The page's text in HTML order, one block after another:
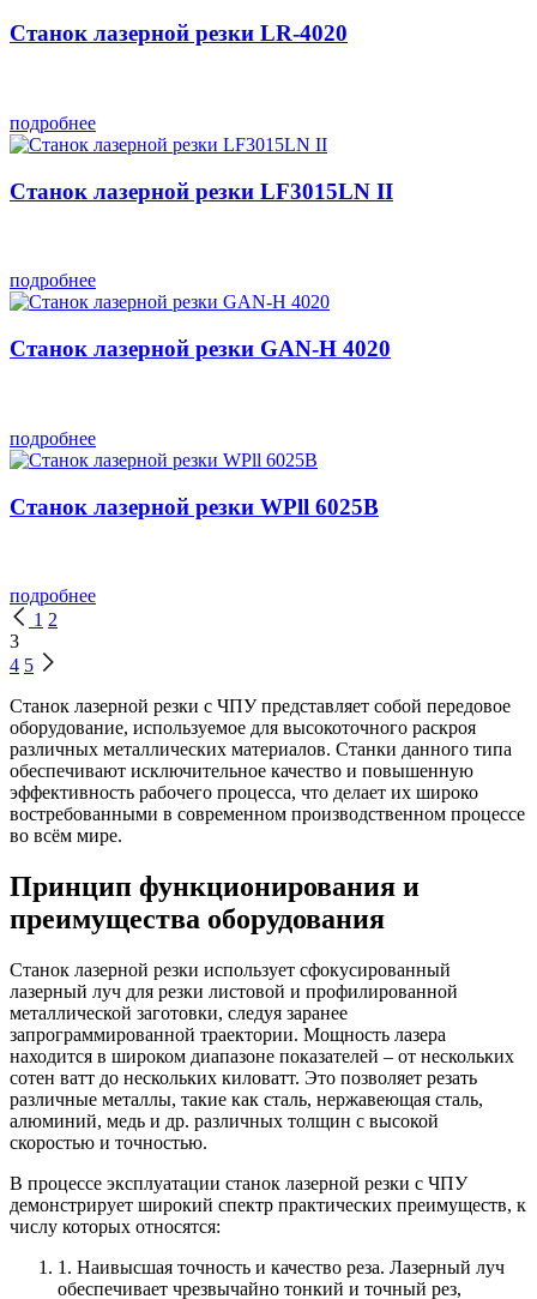
Станок лазерной резки LR-4020
подробнее
Станок лазерной резки LF3015LN II
подробнее
Станок лазерной резки GAN-H 4020
подробнее
Станок лазерной резки WPll 6025B
подробнее
1 2
3
4 5
Станок лазерной резки с ЧПУ представляет собой передовое
оборудование, используемое для высокоточного раскроя
различных металлических материалов. Станки данного типа
обеспечивают исключительное качество и повышенную
эффективность рабочего процесса, что делает их широко
востребованными в современном производственном процессе
во всём мире.
Принцип функционирования и
преимущества оборудования
Станок лазерной резки использует сфокусированный
лазерный луч для резки листовой и профилированной
металлической заготовки, следуя заранее
запрограммированной траектории. Мощность лазера
находится в широком диапазоне показателей – от нескольких
сотен ватт до нескольких киловатт. Это позволяет резать
различные металлы, такие как сталь, нержавеющая сталь,
алюминий, медь и др. различных толщин с высокой
скоростью и точностью.
В процессе эксплуатации станок лазерной резки с ЧПУ
демонстрирует широкий спектр практических преимуществ, к
числу которых относятся:
1. Наивысшая точность и качество реза. Лазерный луч
обеспечивает чрезвычайно тонкий и точный рез,